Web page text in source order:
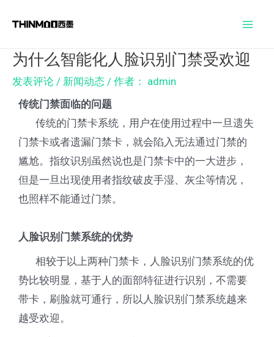
为什么智能化人脸识别门禁受欢迎
发表评论 / 新闻动态 / 作者： admin
传统门禁面临的问题
传统的门禁卡系统，用户在使用过程中一旦遗失
门禁卡或者遗漏门禁卡，就会陷入无法通过门禁的
尴尬。指纹识别虽然说也是门禁卡中的一大进步，
但是一旦出现使用者指纹破皮手湿、灰尘等情况，
也照样不能通过门禁。
人脸识别门禁系统的优势
相较于以上两种门禁卡，人脸识别门禁系统的优
势比较明显，基于人的面部特征进行识别，不需要
带卡，刷脸就可通行，所以人脸识别门禁系统越来
越受欢迎。
navigation